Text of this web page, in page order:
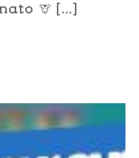
🦒 [...]